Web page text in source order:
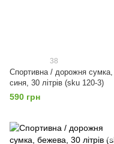
38
Спортивна / дорожня сумка,
синя, 30 літрів (sku 120-3)
590 грн